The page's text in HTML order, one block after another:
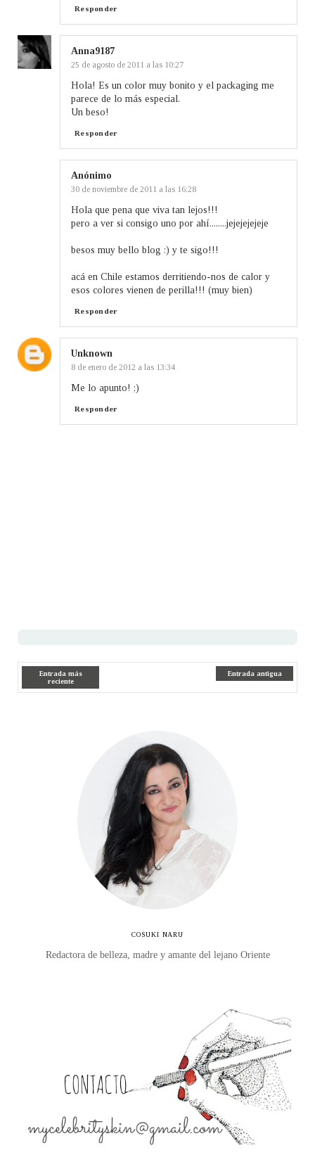
Responder
Anna9187
25 de agosto de 2011 a las 10:27
Hola! Es un color muy bonito y el packaging me
parece de lo más especial.
Un beso!
Responder
Anónimo
30 de noviembre de 2011 a las 16:28
Hola que pena que viva tan lejos!!!
pero a ver si consigo uno por ahí........jejejejejeje
besos muy bello blog :) y te sigo!!!
acá en Chile estamos derritiendo-nos de calor y
esos colores vienen de perilla!!! (muy bien)
Responder
Unknown
8 de enero de 2012 a las 13:34
Me lo apunto! ;)
Responder
Entrada más
reciente
Entrada antigua
COSUKI NARU
Redactora de belleza, madre y amante del lejano Oriente